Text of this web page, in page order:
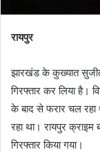
रायपुर
झारखंड के कुख्यात
गिरफ्तार कर लिया है।
के बाद से फरार चल रहा
रहा था। रायपुर
गिरफ्तार किया गया।